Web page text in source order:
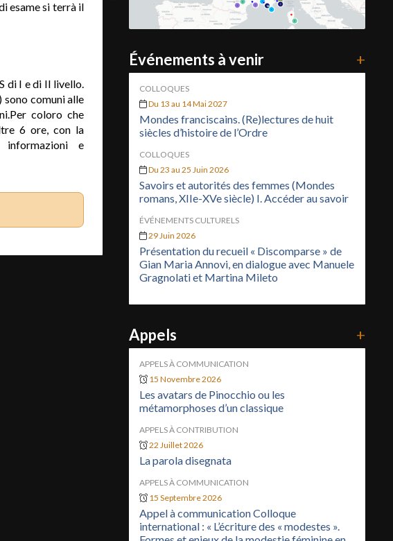
esame si terrà il
di I e di II livello.
comuni alle
coloro che
6 ore, con la
e
Événements à venir +
COLLOQUES
Du 13 au 14 Mai 2027
Mondes franciscains. (Re)lectures de huit
siècles d’histoire de l’Ordre
COLLOQUES
Du 23 au 25 Juin 2026
Savoirs et autorités des femmes (Mondes
romans, XIIe-XVe siècle) I. Accéder au savoir
ÉVÉNEMENTS CULTURELS
29 Juin 2026
Présentation du recueil « Discomparse » de
Gian Maria Annovi, en dialogue avec Manuele
Gragnolati et Martina Mileto
Appels +
APPELS À COMMUNICATION
15 Novembre 2026
Les avatars de Pinocchio ou les
métamorphoses d’un classique
APPELS À CONTRIBUTION
22 Juillet 2026
La parola disegnata
APPELS À COMMUNICATION
15 Septembre 2026
Appel à communication Colloque
international : « L’écriture des « modestes ».